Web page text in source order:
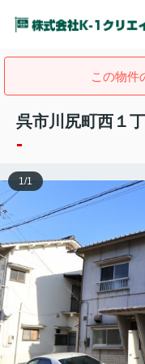
この物件
呉市川尻町西１
-
1 /1